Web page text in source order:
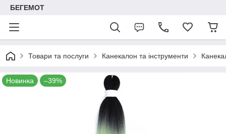
БЕГЕМОТ
Товари та послуги Канекалон та інструменти
Новинка –39%